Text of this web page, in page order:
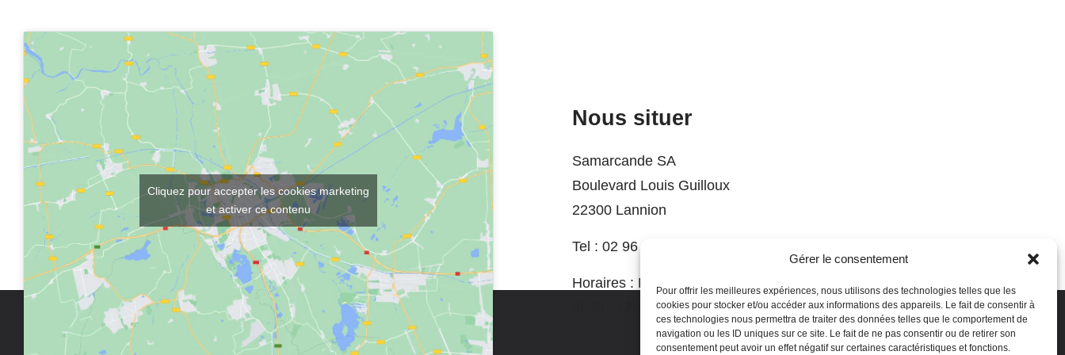
Gérer le consentement
Pour offrir les meilleures expériences, nous utilisons des technologies telles que les
cookies pour stocker et/ou accéder aux informations des appareils. Le fait de consentir à
ces technologies nous permettra de traiter des données telles que le comportement de
navigation ou les ID uniques sur ce site. Le fait de ne pas consentir ou de retirer son
consentement peut avoir un effet négatif sur certaines caractéristiques et fonctions.
Cliquez pour accepter les cookies marketing
et activer ce contenu
Nous situer
Samarcande SA
Boulevard Louis Guilloux
22300 Lannion
Tel : 02 96 37 74 06
Horaires : Du mardi au samedi
9h30 - 12h / 14h - 18h30